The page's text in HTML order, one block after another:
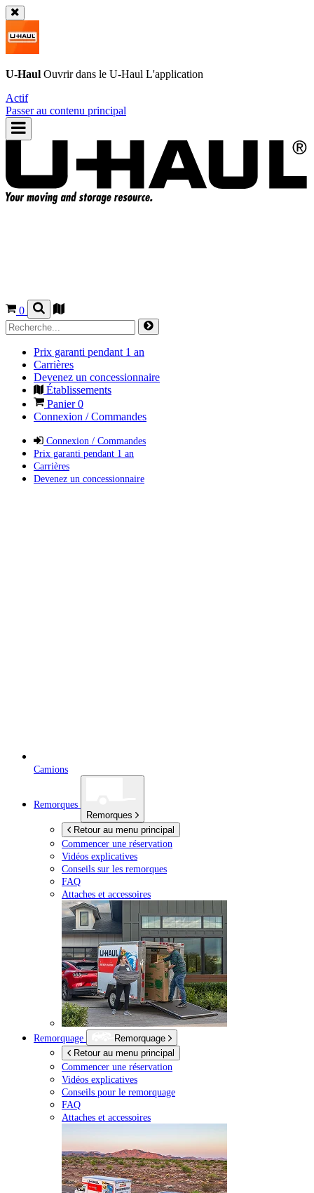
U-Haul Ouvrir dans le U-Haul L'application
Actif
Passer au contenu principal
0
Prix garanti pendant 1 an
Carrières
Devenez un concessionnaire
Établissements
Panier0
Connexion / Commandes
Connexion / Commandes
Prix garanti pendant 1 an
Carrières
Devenez un concessionnaire
Camions
Remorques
Remorques
Retour au menu principal
Commencer une réservation
Vidéos explicatives
Conseils sur les remorques
FAQ
Attaches et accessoires
Remorquage
Remorquage
Retour au menu principal
Commencer une réservation
Vidéos explicatives
Conseils pour le remorquage
FAQ
Attaches et accessoires